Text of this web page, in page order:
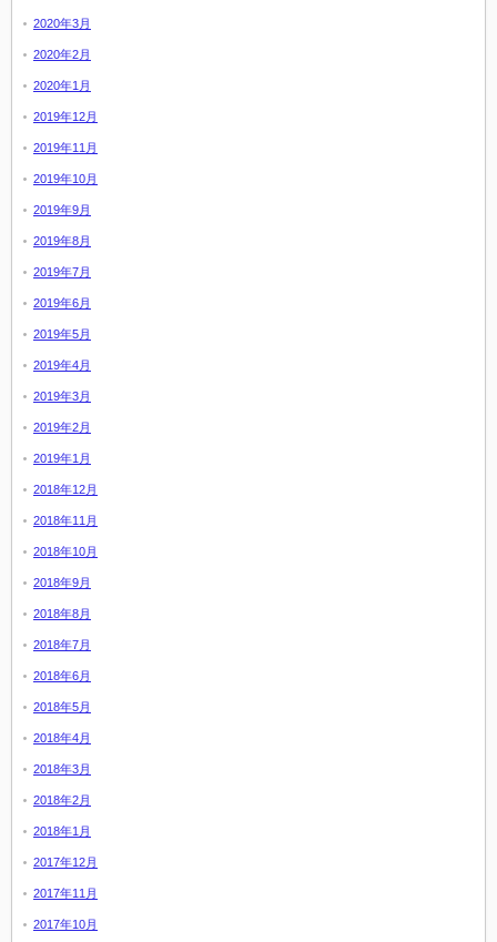
2020年3月
2020年2月
2020年1月
2019年12月
2019年11月
2019年10月
2019年9月
2019年8月
2019年7月
2019年6月
2019年5月
2019年4月
2019年3月
2019年2月
2019年1月
2018年12月
2018年11月
2018年10月
2018年9月
2018年8月
2018年7月
2018年6月
2018年5月
2018年4月
2018年3月
2018年2月
2018年1月
2017年12月
2017年11月
2017年10月